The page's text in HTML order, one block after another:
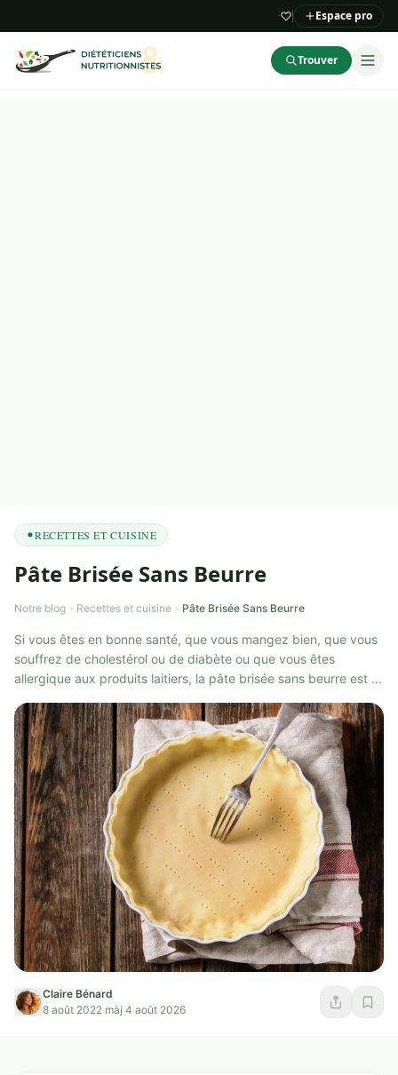
Espace pro
Trouver
RECETTES ET CUISINE
Pâte Brisée Sans Beurre
Notre blog Recettes et cuisine Pâte Brisée Sans Beurre
Si vous êtes en bonne santé, que vous mangez bien, que vous
souffrez de cholestérol ou de diabète ou que vous êtes
allergique aux produits laitiers, la pâte brisée sans beurre est la
Claire Bénard
8 août 2022·màj 4 août 2026